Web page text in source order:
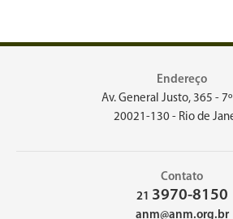
Endereço
Av. General Justo, 365 -
20021-130 - Rio de
Contato
21 3970-8150
anm@anm.org.br